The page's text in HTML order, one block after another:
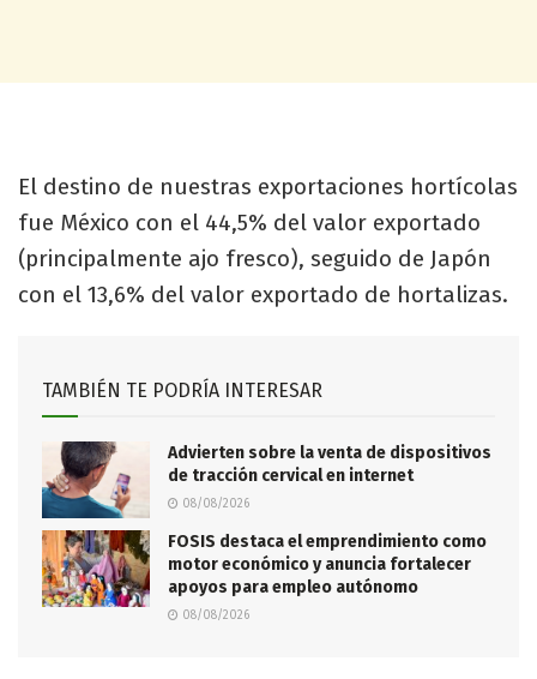
El destino de nuestras exportaciones hortícolas
fue México con el 44,5% del valor exportado
(principalmente ajo fresco), seguido de Japón
con el 13,6% del valor exportado de hortalizas.
TAMBIÉN TE PODRÍA INTERESAR
Advierten sobre la venta de dispositivos
de tracción cervical en internet
08/08/2026
FOSIS destaca el emprendimiento como
motor económico y anuncia fortalecer
apoyos para empleo autónomo
08/08/2026